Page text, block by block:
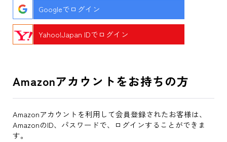
Googleでログイン
Yahoo!Japan IDでログイン
Amazonアカウントをお持ちの方
Amazonアカウントを利用して会員登録されたお客様は、
AmazonのID、パスワードで、ログインすることができま
す。